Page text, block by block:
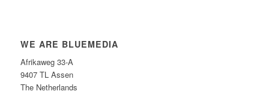
WE ARE BLUEMEDIA
Afrikaweg 33-A
9407 TL Assen
The Netherlands